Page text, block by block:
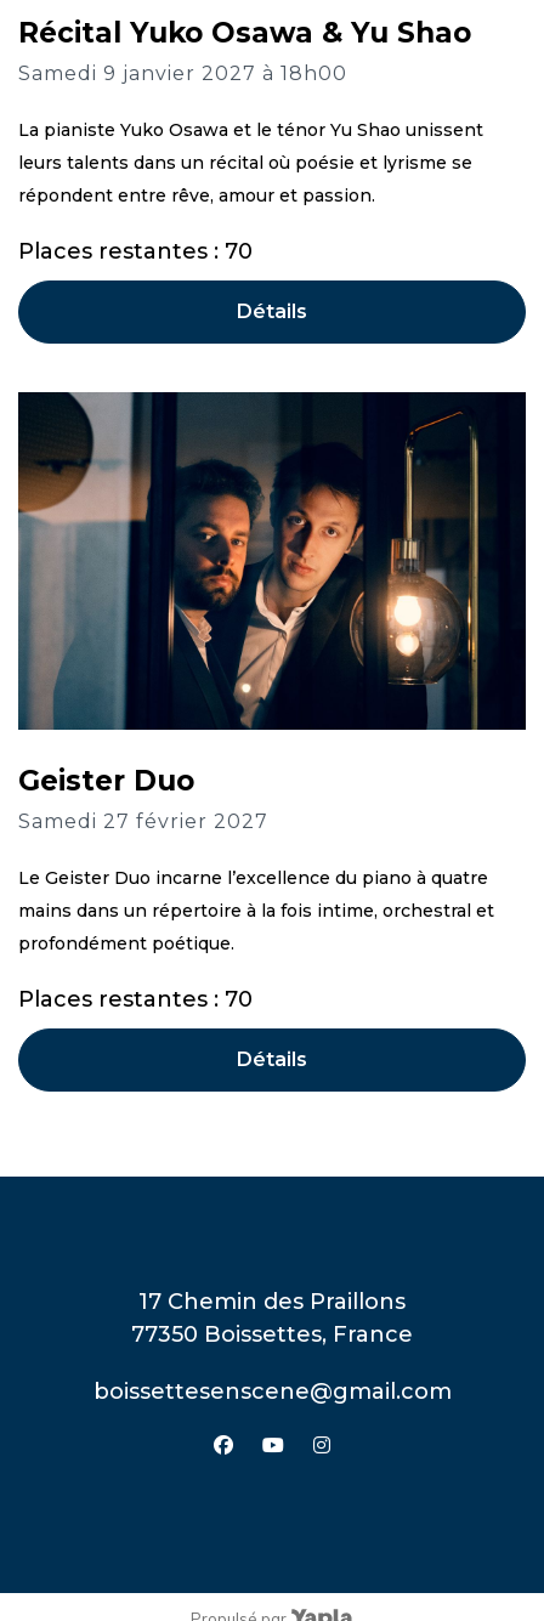
Récital Yuko Osawa & Yu Shao
Samedi 9 janvier 2027 à 18h00
La pianiste Yuko Osawa et le ténor Yu Shao unissent
leurs talents dans un récital où poésie et lyrisme se
répondent entre rêve, amour et passion.
Places restantes : 70
Détails
Geister Duo
Samedi 27 février 2027
Le Geister Duo incarne l’excellence du piano à quatre
mains dans un répertoire à la fois intime, orchestral et
profondément poétique.
Places restantes : 70
Détails
17 Chemin des Praillons
77350 Boissettes, France
boissettesenscene@gmail.com
facebookyoutubeinstagram